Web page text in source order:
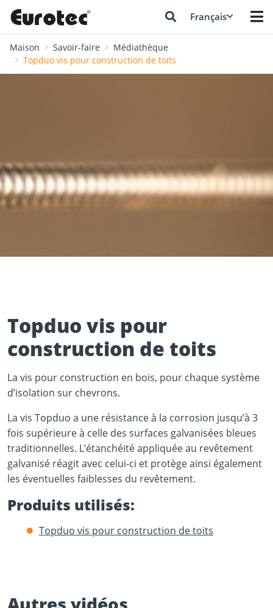
Français
Maison Savoir-faire
Médiathèque
Topduo vis pour construction de toits
Play Video
YouTube content loads after clicking.
Topduo vis pour
construction de toits
La vis pour construction en bois, pour chaque système
d’isolation sur chevrons.
La vis Topduo a une résistance à la corrosion jusqu’à 3
fois supérieure à celle des surfaces galvanisées bleues
traditionnelles. L’étanchéité appliquée au revêtement
galvanisé réagit avec celui-ci et protège ainsi également
les éventuelles faiblesses du revêtement.
Produits utilisés:
Topduo vis pour construction de toits